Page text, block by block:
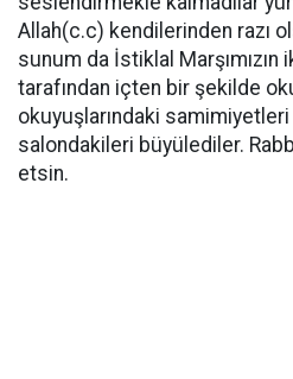
Allah(c.c) kendilerinden razı
sunum da İstiklal
tarafından içten bir şekilde
okuyuşlarındaki
salondakileri büyülediler.
etsin.